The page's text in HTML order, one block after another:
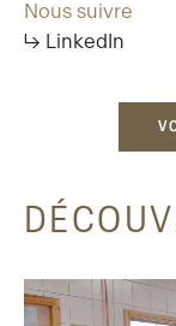
Nous suivre
↳ LinkedIn